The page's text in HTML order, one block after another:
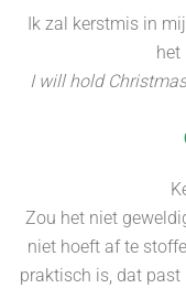
Ik zal kerstmis in
het
I will hold
Zou het niet
niet hoeft af te
praktisch is, dat past